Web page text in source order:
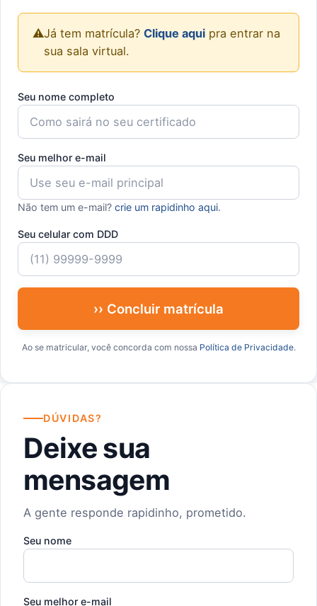
⚠️Já tem matrícula? Clique aqui pra entrar na
sua sala virtual.
Seu nome completo
Seu melhor e-mail
Não tem um e-mail? crie um rapidinho aqui.
Seu celular com DDD
›› Concluir matrícula
Ao se matricular, você concorda com nossa Política de Privacidade.
DÚVIDAS?
Deixe sua
mensagem
A gente responde rapidinho, prometido.
Seu nome
Seu melhor e-mail